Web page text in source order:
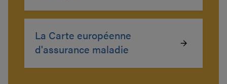
La Carte européenne
d'assurance maladie